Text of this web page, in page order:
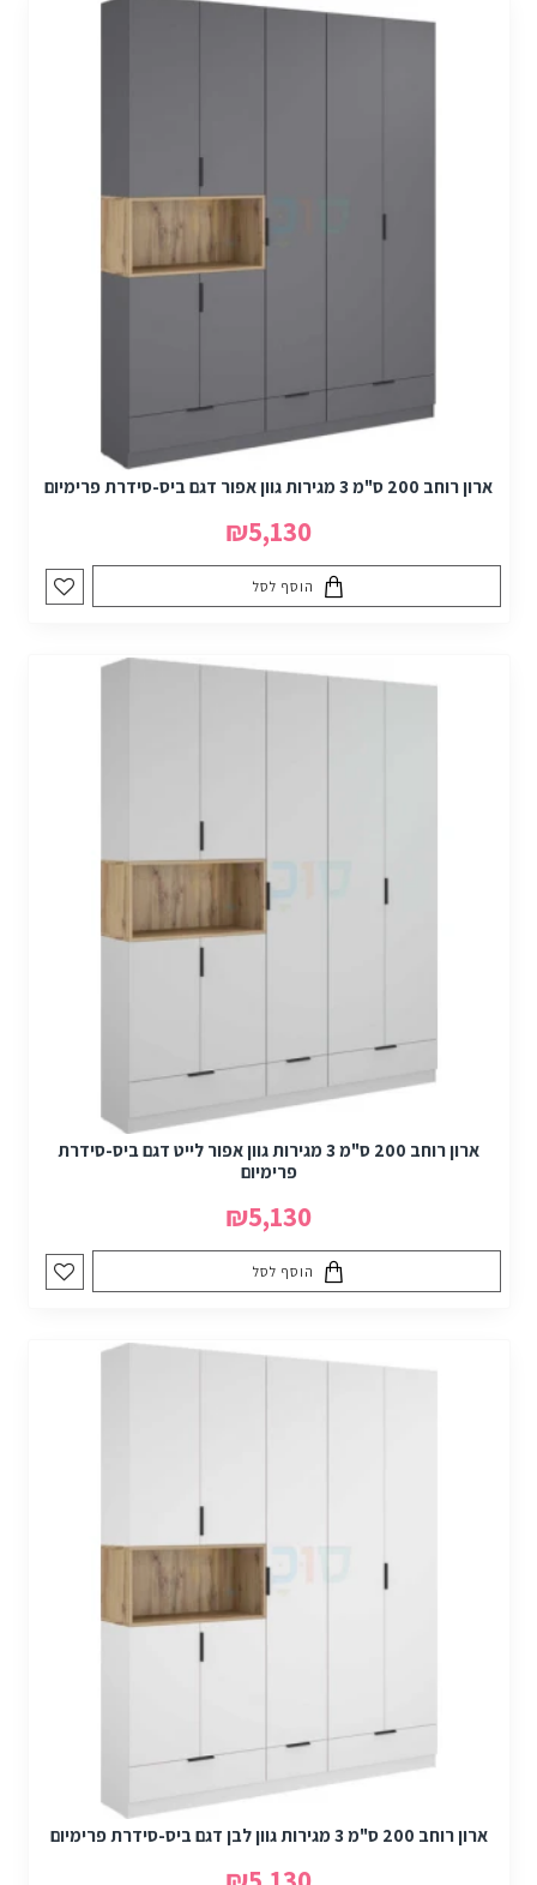
ארון רוחב 200 ס"מ 3 מגירות גוון אפור דגם ביס-סידרת פרימיום
₪5,130
הוסף לסל
ארון רוחב 200 ס"מ 3 מגירות גוון אפור לייט דגם ביס-סידרת
פרימיום
₪5,130
הוסף לסל
ארון רוחב 200 ס"מ 3 מגירות גוון לבן דגם ביס-סידרת פרימיום